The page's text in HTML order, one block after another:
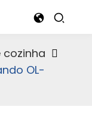
cozinha
OL-